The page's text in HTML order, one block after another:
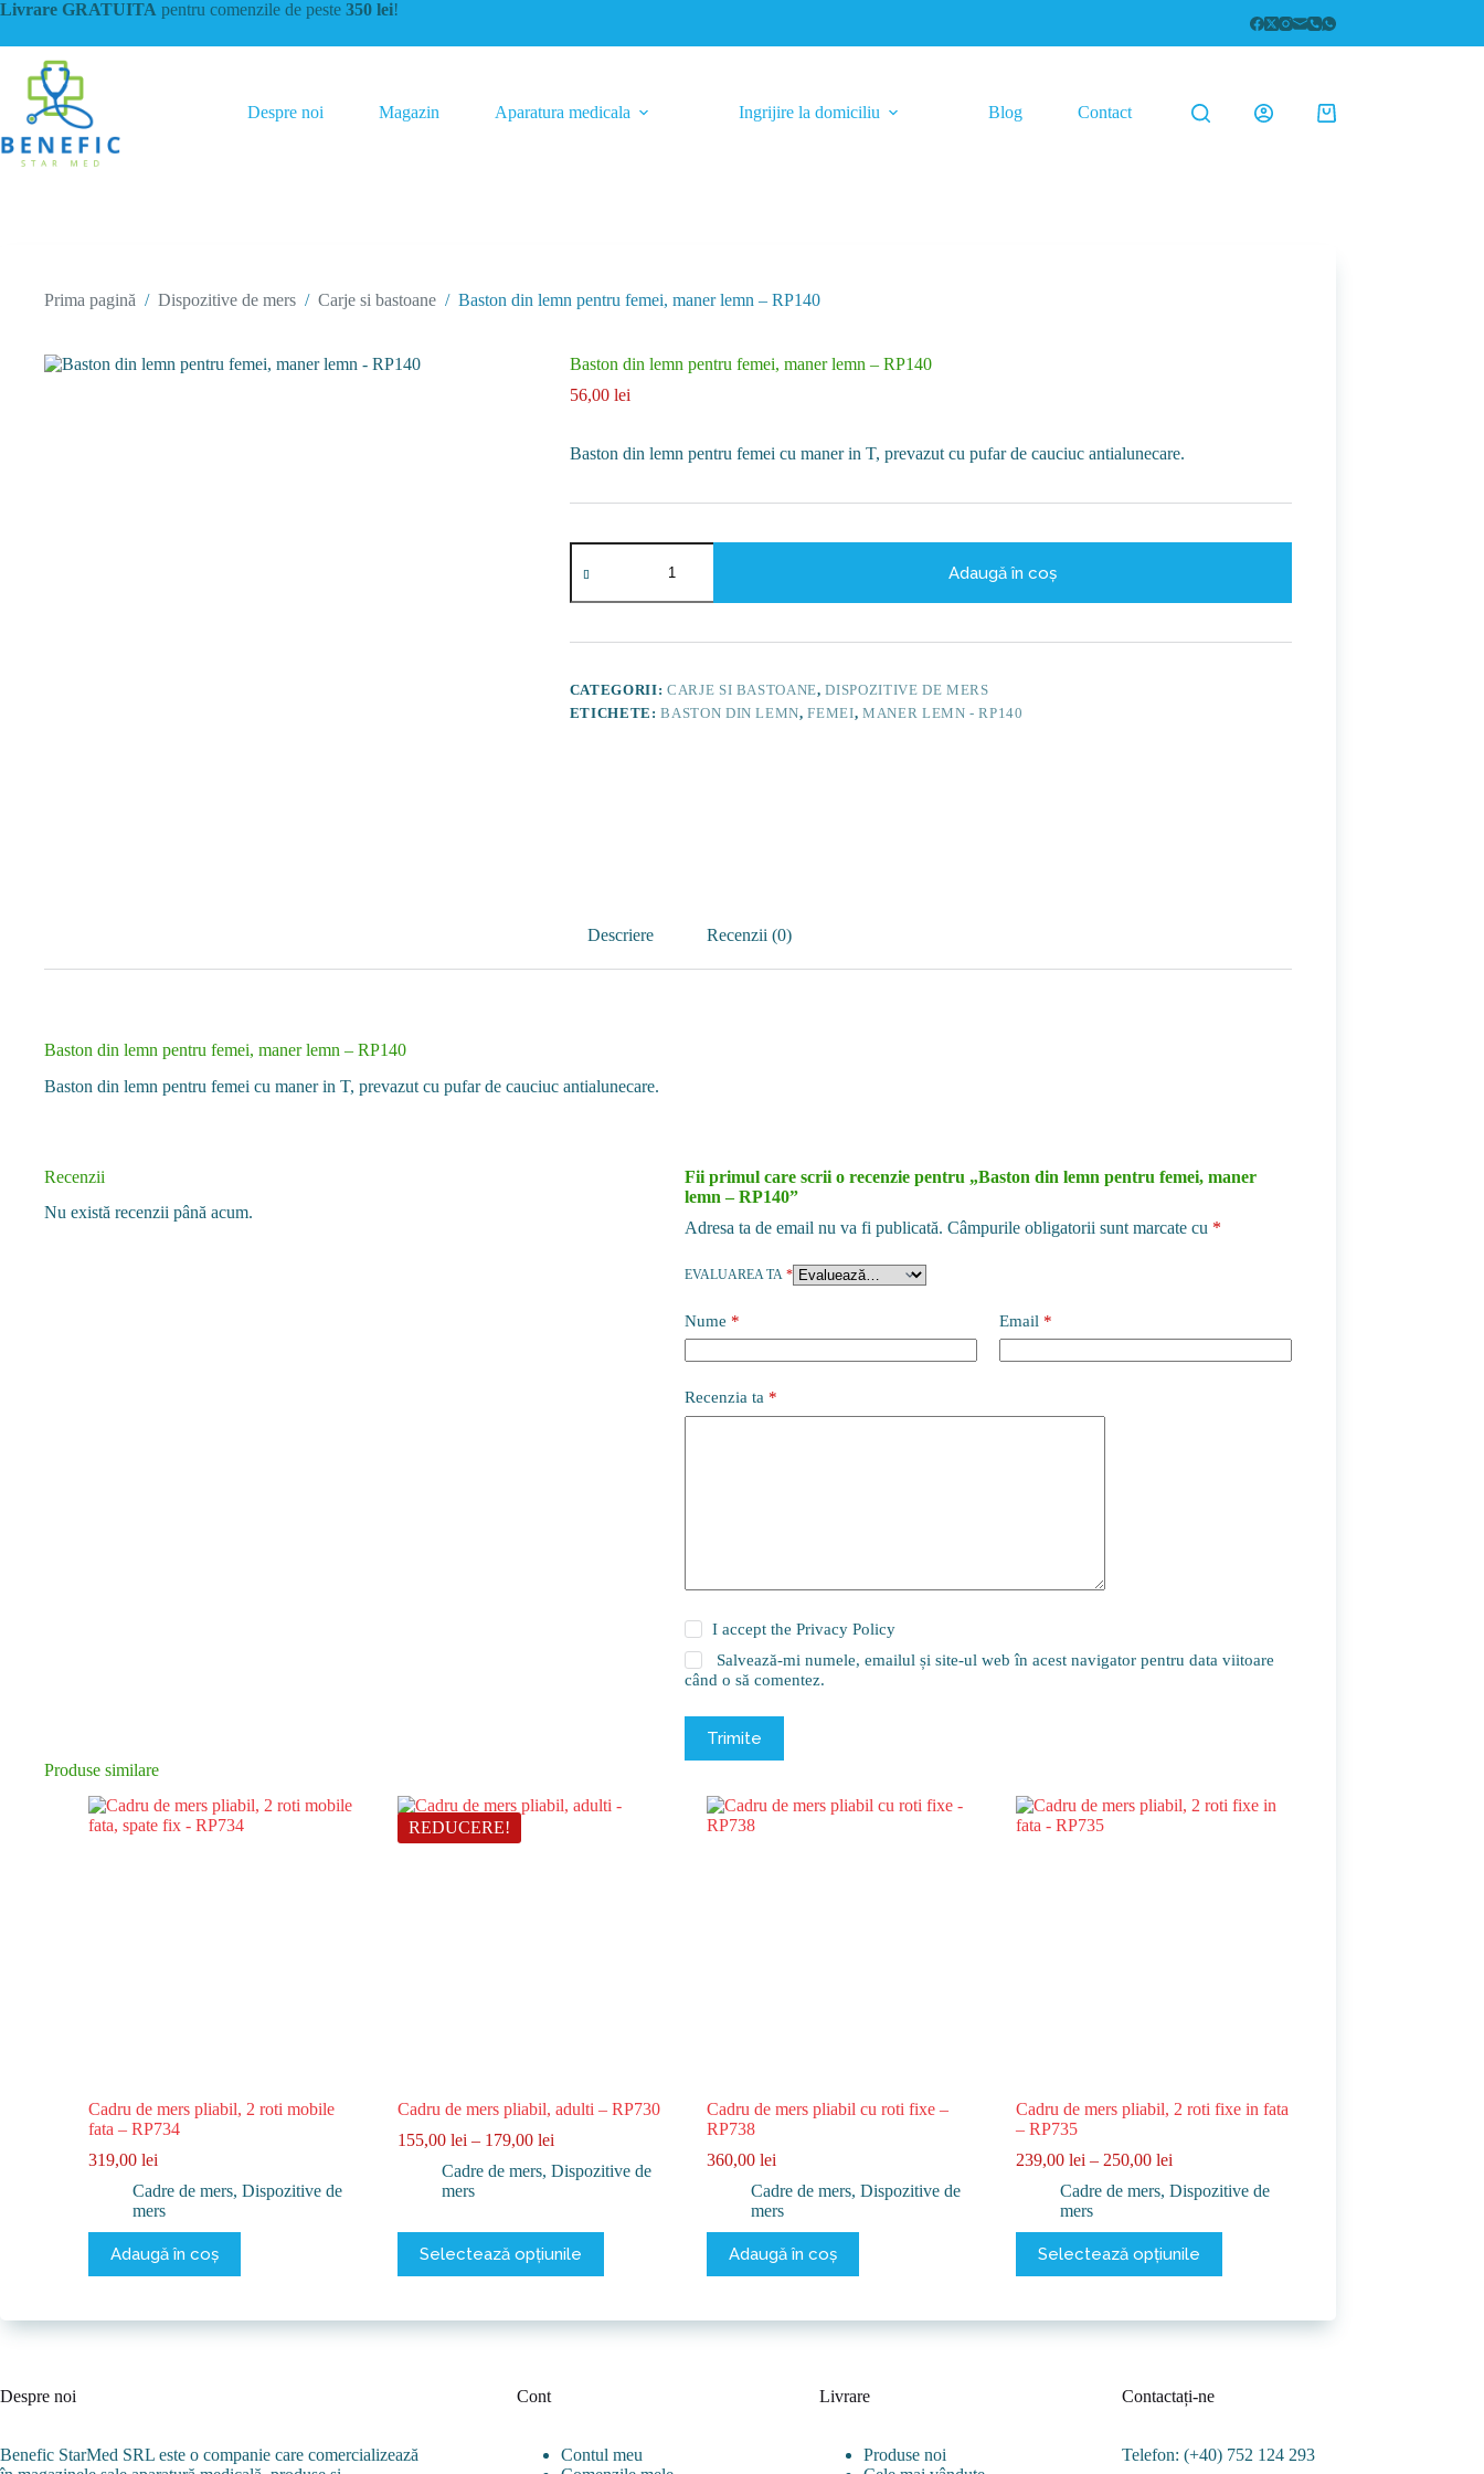
Sari
conținut
Livrare GRATUITA pentru comenzile de peste 350 lei!
Despre noi Magazin Aparatura medicala Ingrijire la domiciliu Blog Contact
Coș
Prima pagină / Dispozitive de mers / Carje si bastoane / Baston din lemn pentru femei, maner lemn – RP140
Baston din lemn pentru femei, maner lemn – RP140
56,00 lei
Baston din lemn pentru femei cu maner in T, prevazut cu pufar de cauciuc antialunecare.
Cantitate
Baston
lemn
femei,
lemn
-
RP140
Adaugă în coș
CATEGORII: CARJE SI BASTOANE,DISPOZITIVE DE MERS
ETICHETE:BASTON DIN LEMN,FEMEI, MANER LEMN - RP140
Descriere Recenzii (0)
Baston din lemn pentru femei, maner lemn – RP140
Baston din lemn pentru femei cu maner in T, prevazut cu pufar de cauciuc antialunecare.
Recenzii
Nu există recenzii până acum.
Fii primul care scrii o recenzie pentru „Baston din lemn pentru femei, maner
lemn – RP140”
Adresa ta de email nu va fi publicată. Câmpurile obligatorii sunt marcate cu *
EVALUAREA TA *
Nume * Email *
Recenzia ta *
I accept the Privacy Policy
Salvează-mi numele, emailul și site-ul web în acest navigator pentru data viitoare
când o să comentez.
Trimite
Produse similare
Cadru de mers pliabil, 2 roti mobile
fata – RP734
319,00 lei
Cadre de mers, Dispozitive de
mers
Adaugă în coș
REDUCERE!
Cadru de mers pliabil, adulti – RP730
155,00 lei – 179,00 leiInterval
prețuri:
la
179,00 lei
Cadre de mers, Dispozitive de
mers
Selectează opțiunile
produs
are
multe
pagina
Cadru de mers pliabil cu roti fixe –
RP738
360,00 lei
Cadre de mers, Dispozitive de
mers
Adaugă în coș
Cadru de mers pliabil, 2 roti fixe in fata
– RP735
239,00 lei – 250,00 leiInterval
prețuri:
până
la
250,00 lei
Cadre de mers, Dispozitive de
mers
Selectează opțiunile
produs
are
multe
Despre noi
Benefic StarMed SRL este o companie care comercializează
Cont
Contul meu
Livrare
Produse noi
Contactați-ne
Telefon: (+40) 752 124 293